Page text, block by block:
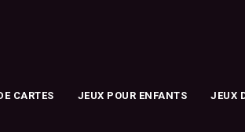
CARTES JEUX POUR ENFANTS JEUX